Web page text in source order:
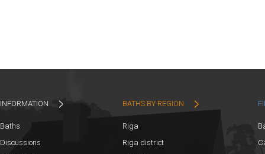
INFORMATION
Baths
Discussions
BATHS BY REGION
Riga
Riga district